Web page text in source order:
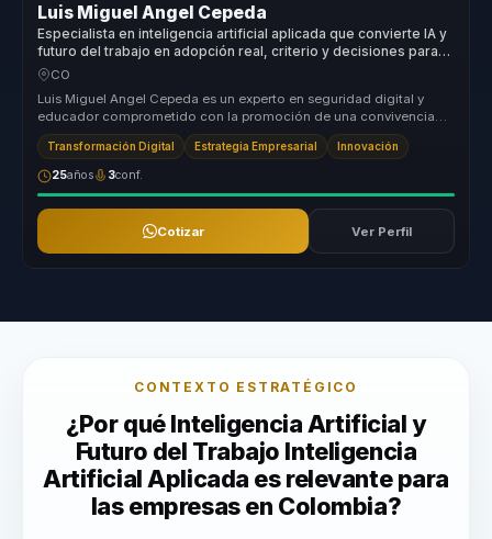
Luis Miguel Angel Cepeda
Especialista en inteligencia artificial aplicada que convierte IA y
futuro del trabajo en adopción real, criterio y decisiones para
líderes y empresas.
CO
Luis Miguel Angel Cepeda es un experto en seguridad digital y
educador comprometido con la promoción de una convivencia
segura en la red....
Transformación Digital Estrategia Empresarial Innovación
25años 3conf.
Cotizar Ver Perfil
CONTEXTO ESTRATÉGICO
¿Por qué Inteligencia Artificial y
Futuro del Trabajo Inteligencia
Artificial Aplicada es relevante para
las empresas en Colombia?